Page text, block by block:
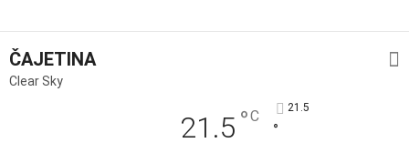
ČAJETINA
Clear Sky
21.5 °C 21.5
°